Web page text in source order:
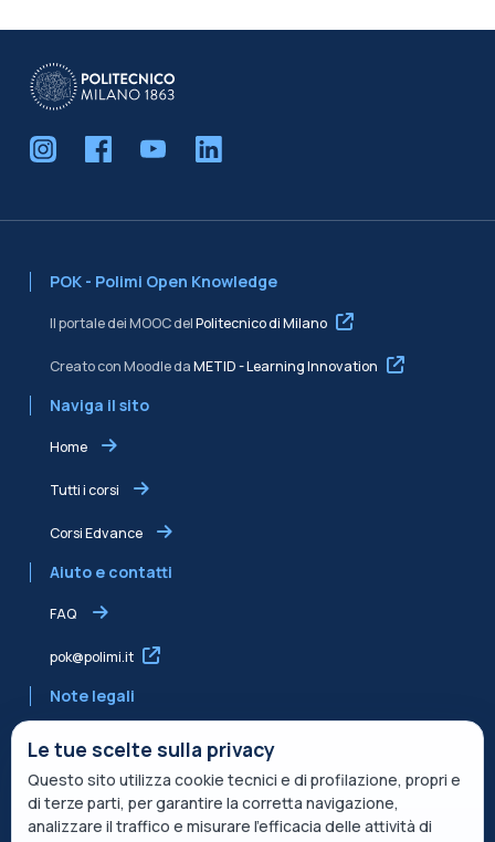
POK - Polimi Open Knowledge
Il portale dei MOOC delPolitecnico di Milano
Creato con Moodle daMETID - Learning Innovation
Naviga il sito
Home
Tutti i corsi
Corsi Edvance
Aiuto e contatti
FAQ
pok@polimi.it
Note legali
Informativa condivisa Edvance per il trattamento dei dati
Termini di servizio
Le tue scelte sulla privacy
Questo sito utilizza cookie tecnici e di profilazione, propri e
di terze parti, per garantire la corretta navigazione,
analizzare il traffico e misurare l’efficacia delle attività di